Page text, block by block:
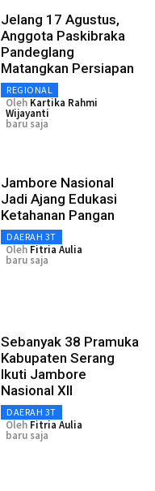
Jelang 17 Agustus,
Anggota Paskibraka
Pandeglang
Matangkan Persiapan
REGIONAL
Oleh Kartika Rahmi
Wijayanti
baru saja
Jambore Nasional
Jadi Ajang Edukasi
Ketahanan Pangan
DAERAH 3T
Oleh Fitria Aulia
baru saja
Sebanyak 38 Pramuka
Kabupaten Serang
Ikuti Jambore
Nasional XII
DAERAH 3T
Oleh Fitria Aulia
baru saja